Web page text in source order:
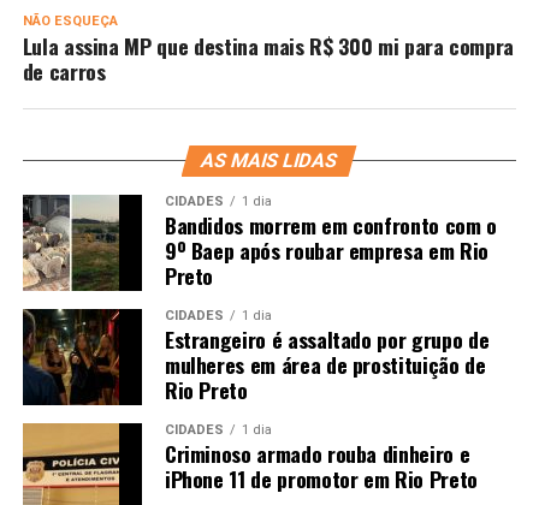
NÃO ESQUEÇA
Lula assina MP que destina mais R$ 300 mi para compra
de carros
AS MAIS LIDAS
CIDADES 1 dia
Bandidos morrem em confronto com o
9º Baep após roubar empresa em Rio
Preto
CIDADES 1 dia
Estrangeiro é assaltado por grupo de
mulheres em área de prostituição de
Rio Preto
CIDADES 1 dia
Criminoso armado rouba dinheiro e
iPhone 11 de promotor em Rio Preto